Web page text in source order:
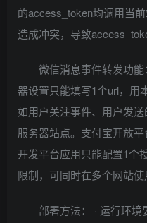
的access_token均调用当
造成冲突，导致
微信消息事件转发功
器设置只能填写1个url，用
如用户关注事件、用户发
服务器站点。支付宝开放
开发平台应用只能配置1个
限制，可同时在多个网站使
部署方法： · 运行环